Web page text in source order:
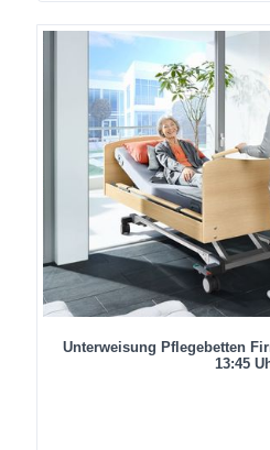
Unterweisung Pflegebetten
13:45